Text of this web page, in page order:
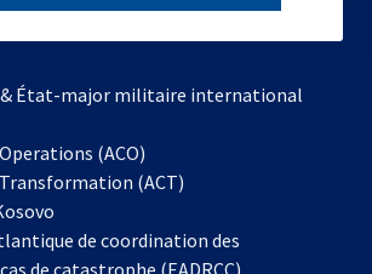
État-major militaire international
(ACO)
dans
nouvel
onglet
(ACT)
dans
un
de coordination des